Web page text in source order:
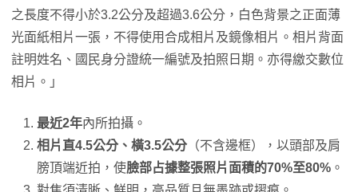
之長度不得小於3.2公分及超過3.6公分，白色背景之正面薄
光面紙相片一張，不得使用合成相片及鏡像相片。相片背面
註明姓名、國民身分證統一編號及拍照日期。亦得繳交數位
相片。」
最近2年內所拍攝。
相片直4.5公分、橫3.5公分（不含邊框），以頭部及肩
膀頂端近拍，使臉部占據整張照片面積的70%至80% 。